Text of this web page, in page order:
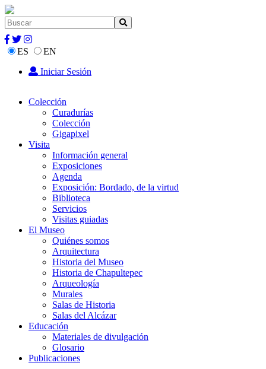
ES
EN
Iniciar Sesión
Colección
Curadurías
Colección
Gigapixel
Visita
Información general
Exposiciones
Agenda
Exposición: Bordado, de la virtud
Biblioteca
Servicios
Visitas guiadas
El Museo
Quiénes somos
Arquitectura
Historia del Museo
Historia de Chapultepec
Arqueología
Murales
Salas de Historia
Salas del Alcázar
Educación
Materiales de divulgación
Glosario
Publicaciones